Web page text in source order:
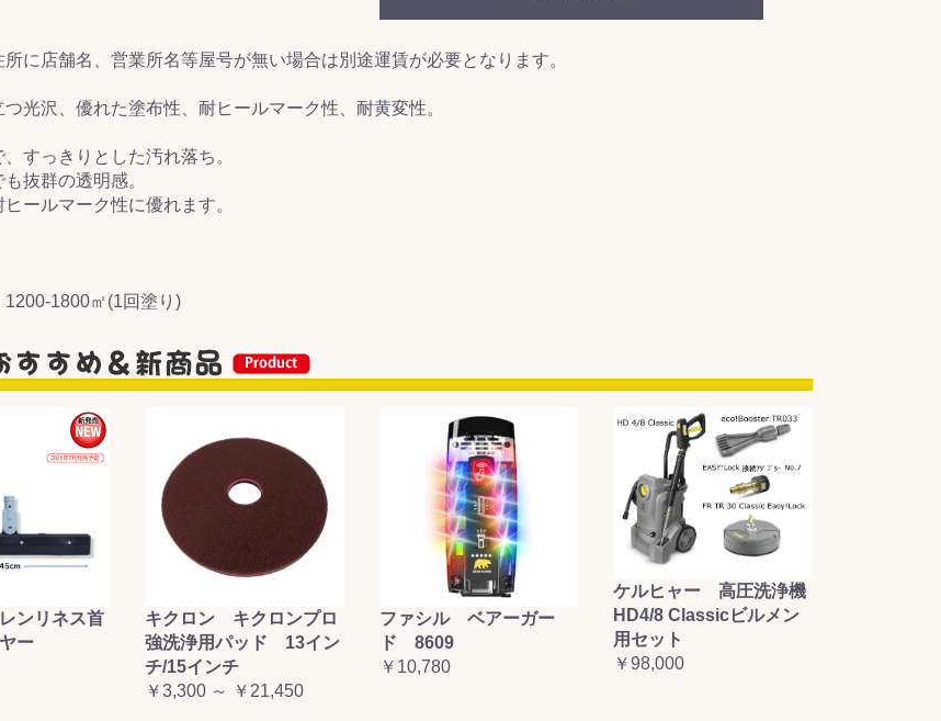
に店舗名、営業所名等屋号が無い場合は別途運賃が必要となります。
光沢、優れた塗布性、耐ヒールマーク性、耐黄変性。
すっきりとした汚れ落ち。
抜群の透明感。
ールマーク性に優れます。
1800㎡(1回塗り)
ンリネス首
ー
キクロン キクロンプロ
強洗浄用パッド 13イン
チ/15インチ
￥3,300 ～ ￥21,450
ファシル ベアーガー
ド 8609
￥10,780
ケルヒャー 高圧洗浄機
HD4/8 Classicビルメン
用セット
￥98,000